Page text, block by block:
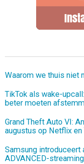
Waarom we thuis niet
TikTok als wake-
beter moeten
Grand Theft Auto VI:
augustus op Netflix en
Samsung
ADVANCED-